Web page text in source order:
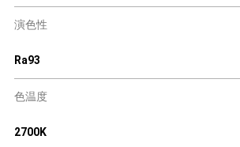
演色性
Ra93
色温度
2700K